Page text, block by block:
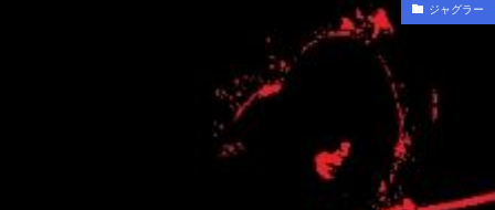
ジャグラー